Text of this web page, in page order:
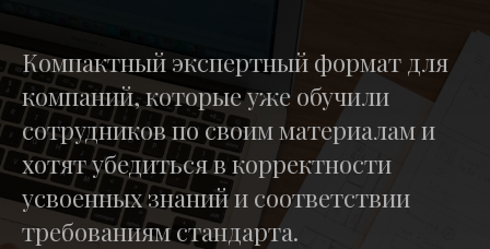
Компактный экспертный формат для
компаний, которые уже обучили
сотрудников по своим материалам и
хотят убедиться в корректности
усвоенных знаний и соответствии
требованиям стандарта.